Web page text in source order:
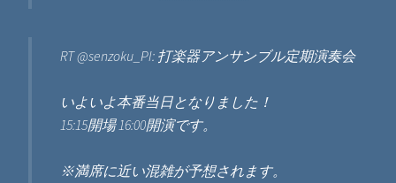
RT @senzoku_PI: 打楽器アンサンブル定期演奏会
いよいよ本番当日となりました！
15:15開場 16:00開演です。
※満席に近い混雑が予想されます。